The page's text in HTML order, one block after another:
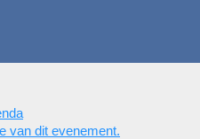
van dit evenement.